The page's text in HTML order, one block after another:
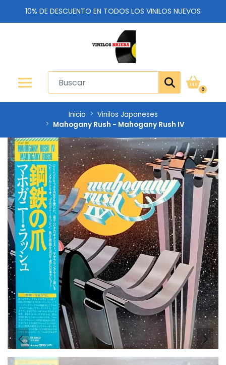
10% DE DESCUENTO EN TODOS LOS VINILOS NUEVOS
0
Inicio
Vinilos Japoneses
Mahogany Rush - Mahogany Rush IV